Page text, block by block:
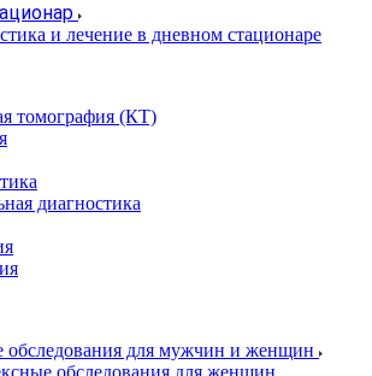
и лечение в дневном стационаре
томография (КТ)
диагностика
обследования для мужчин и женщин
обследования для женщин